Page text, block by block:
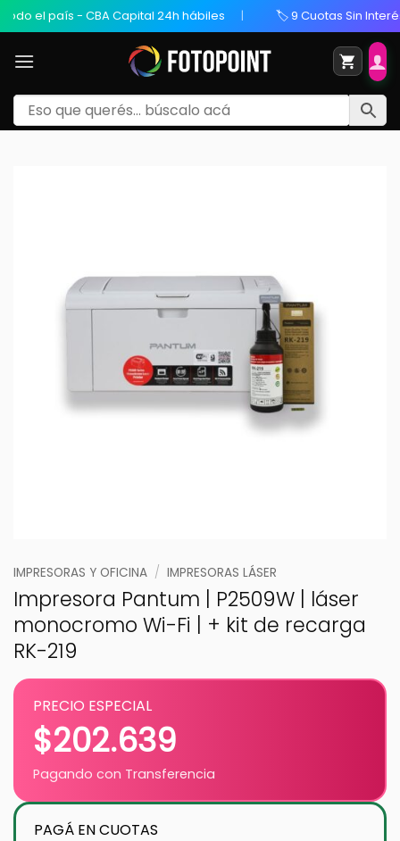
país - CBA Capital 24h hábiles 🏷️ 9 Cuotas Sin Interés /
IMPRESORAS Y OFICINA / IMPRESORAS LÁSER
Impresora Pantum | P2509W | láser
monocromo Wi-Fi | + kit de recarga
RK-219
PRECIO ESPECIAL
$202.639
Pagando con Transferencia
PAGÁ EN CUOTAS